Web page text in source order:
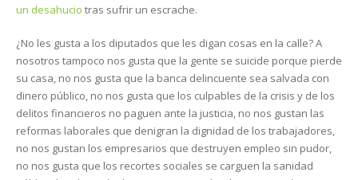
un desahucio tras sufrir un escrache.
¿No les gusta a los diputados que les digan cosas en la calle? A
nosotros tampoco nos gusta que la gente se suicide porque pierde
su casa, no nos gusta que la banca delincuente sea salvada con
dinero público, no nos gusta que los culpables de la crisis y de los
delitos financieros no paguen ante la justicia, no nos gustan las
reformas laborales que denigran la dignidad de los trabajadores,
no nos gustan los empresarios que destruyen empleo sin pudor,
no nos gusta que los recortes sociales se carguen la sanidad